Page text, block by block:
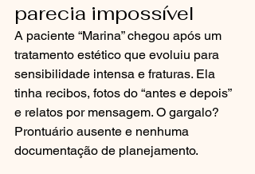
parecia impossível
A paciente “Marina” chegou após um
tratamento estético que evoluiu para
sensibilidade intensa e fraturas. Ela
tinha recibos, fotos do “antes e depois”
e relatos por mensagem. O gargalo?
Prontuário ausente e nenhuma
documentação de planejamento.